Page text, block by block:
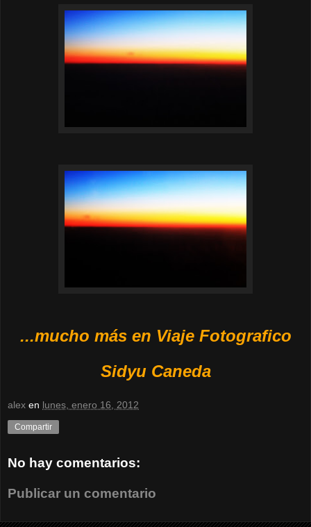
...mucho más en Viaje Fotografico
Sidyu Caneda
alex en lunes, enero 16, 2012
Compartir
No hay comentarios:
Publicar un comentario